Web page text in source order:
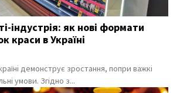
індустрія: як нові формати
краси в Україні
демонструє зростання, попри важкі
умови. Згідно з...